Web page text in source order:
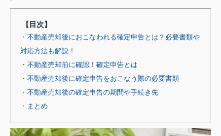
【目次】
・不動産売却後におこなわれる確定申告とは？必要書類や
対応方法も解説！
・不動産売却前に確認！確定申告とは
・不動産売却後に確定申告をおこなう際の必要書類
・不動産売却後の確定申告の期間や手続き先
・まとめ